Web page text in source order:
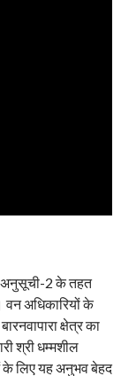
अनुसूची-2 के तहत
वन अधिकारियों के
क्षेत्र का
श्री धम्मशील
के लिए यह अनुभव बेहद